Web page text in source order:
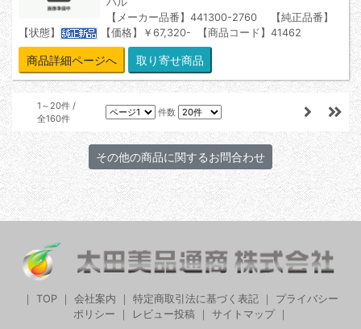
【メーカー品番】441300-2760 【純正品番】
【状態】
【価格】￥67,320- 【商品コード】41462
商品詳細ページへ
1～20件 /
全160件
件数
｜ TOP ｜ 会社案内 ｜ 特定商取引法に基づく表記 ｜ プライバシー
ポリシー ｜ レビュー投稿｜ サイトマップ｜